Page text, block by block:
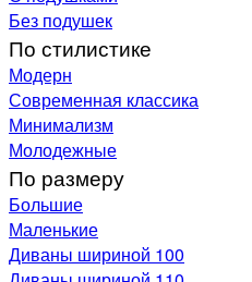
Без подушек
По стилистике
Модерн
Современная классика
Минимализм
Молодежные
По размеру
Большие
Маленькие
Диваны шириной 100